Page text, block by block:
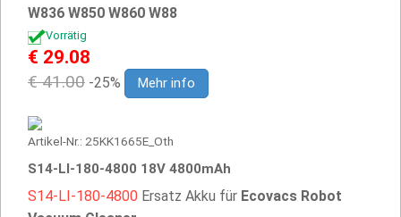
W836 W850 W860 W88
Vorrätig
€ 29.08
€ 41.00 -25% Mehr info
Artikel-Nr.: 25KK1665E_Oth
S14-LI-180-4800 18V 4800mAh
S14-LI-180-4800 Ersatz Akku für Ecovacs Robot